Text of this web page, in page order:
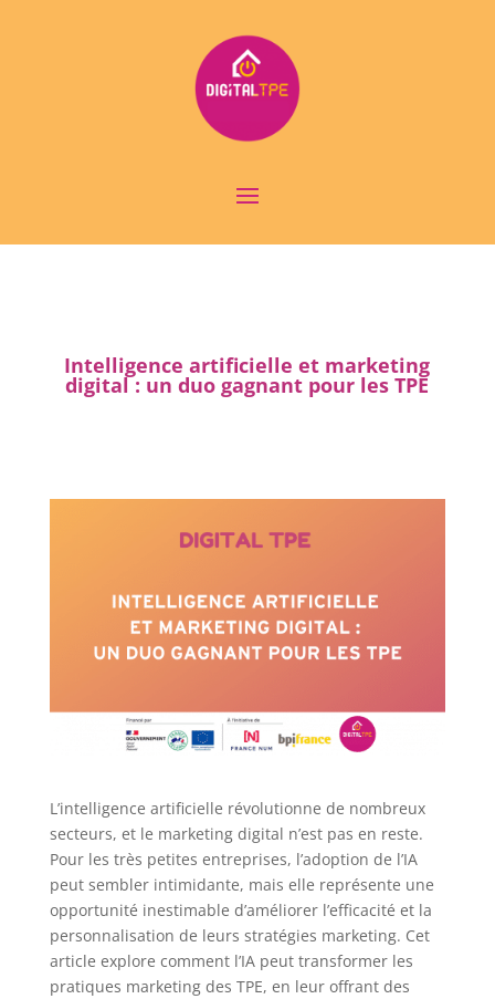
Intelligence artificielle et marketing
digital : un duo gagnant pour les TPE
L’intelligence artificielle révolutionne de nombreux
secteurs, et le marketing digital n’est pas en reste.
Pour les très petites entreprises, l’adoption de l’IA
peut sembler intimidante, mais elle représente une
opportunité inestimable d’améliorer l’efficacité et la
personnalisation de leurs stratégies marketing. Cet
article explore comment l’IA peut transformer les
pratiques marketing des TPE, en leur offrant des